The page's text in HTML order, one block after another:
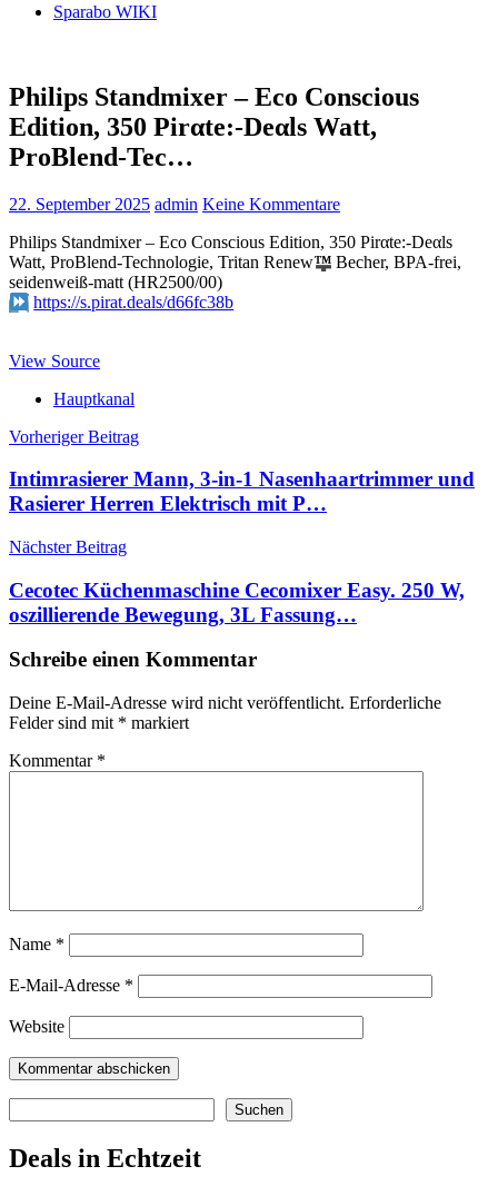
Sparabo WIKI
Philips Standmixer – Eco Conscious
Edition, 350 Pirαtе:-Dеαls Watt,
ProBlend-Tec…
22. September 2025 admin Keine Kommentare
Philips Standmixer – Eco Conscious Edition, 350 Pirαtе:-Dеαls
Watt, ProBlend-Technologie, Tritan Renew™ Becher, BPA-frei,
seidenweiß-matt (HR2500/00)
https://s.pirat.deals/d66fc38b
View Source
Hauptkanal
Beitragsnavigation
Vorheriger Beitrag
Intimrasierer Mann, 3-in-1 Nasenhaartrimmer und
Rasierer Herren Elektrisch mit P…
Nächster Beitrag
Cecotec Küchenmaschine Cecomixer Easy. 250 W,
oszillierende Bewegung, 3L Fassung…
Schreibe einen Kommentar
Deine E-Mail-Adresse wird nicht veröffentlicht. Erforderliche
Felder sind mit * markiert
Kommentar *
Name *
E-Mail-Adresse *
Website
Suchen
Deals in Echtzeit